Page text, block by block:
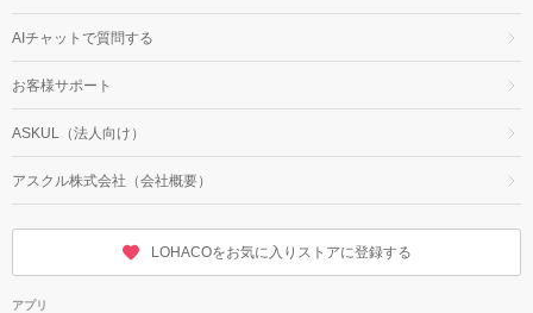
AIチャットで質問する
お客様サポート
ASKUL（法人向け）
アスクル株式会社（会社概要）
LOHACOをお気に入りストアに登録する
アプリ